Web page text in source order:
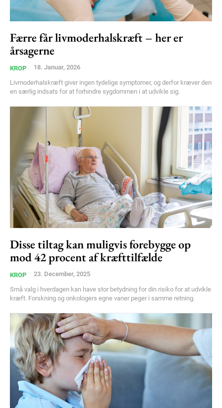
Free limited access
Gratis
Etiam est nibh, lobortis sit
Praesent euismod ac
Ut mollis pellentesque tortor
Nullam eu erat condimentum
Donec quis est ac felis
Orci varius natoque dolor
Member full access
100DKK / year
Etiam est nibh, lobortis sit
Praesent euismod ac
Ut mollis pellentesque tortor
Nullam eu erat condimentum
Donec quis est ac felis
Orci varius natoque dolor
Færre får livmoderhalskræft – her er
årsagerne
KROP 18. Januar, 2026
Livmoderhalskræft giver ingen tydelige symptomer, og derfor kræver den
en særlig indsats for at forhindre sygdommen i at udvikle sig.
Disse tiltag kan muligvis forebygge op
mod 42 procent af kræfttilfælde
KROP 23. December, 2025
Små valg i hverdagen kan have stor betydning for din risiko for at udvikle
kræft. Forskning og onkologers egne vaner peger i samme retning.